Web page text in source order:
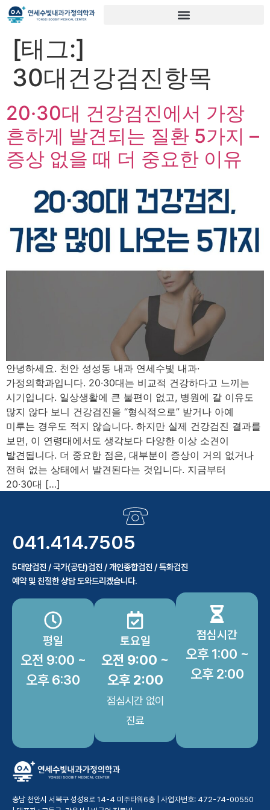
[태그:]
30대건강검진항목
20·30대 건강검진에서 가장
흔하게 발견되는 질환 5가지 –
증상 없을 때 더 중요한 이유
안녕하세요. 천안 성성동 내과 연세수빛 내과·
가정의학과입니다. 20·30대는 비교적 건강하다고 느끼는
시기입니다. 일상생활에 큰 불편이 없고, 병원에 갈 이유도
많지 않다 보니 건강검진을 “형식적으로” 받거나 아예
미루는 경우도 적지 않습니다. 하지만 실제 건강검진 결과를
보면, 이 연령대에서도 생각보다 다양한 이상 소견이
발견됩니다. 더 중요한 점은, 대부분이 증상이 거의 없거나
전혀 없는 상태에서 발견된다는 것입니다. 지금부터
20·30대 […]
041.414.7505
5대암검진 / 국가(공단)검진 / 개인종합검진 / 특화검진
예약 및 친절한 상담 도와드리겠습니다.
평일
오전 9:00 ~
오후 6:30
토요일
오전 9:00 ~
오후 2:00
점심시간 없이
진료
점심시간
오후 1:00 ~
오후 2:00
충남 천안시 서북구 성성8로 14-4 미주타워6층 | 사업자번호: 472-74-00550